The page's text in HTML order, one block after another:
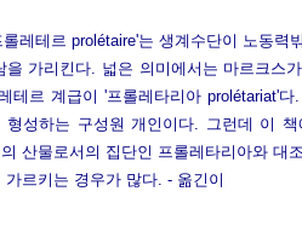
레테르 prolétaire'는 생계수단이 노동력
을 가리킨다. 넓은 의미에서는 마르크스
테르 계급이 '프롤레타리아prolétariat'다
형성하는 구성원 개인이다. 그런데 이
산물로서의 집단인 프롤레타리아와 대
가르키는 경우가 많다. - 옮긴이